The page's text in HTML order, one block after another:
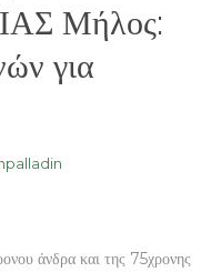
Μήλος:
για
άνδρα και της 75χρονης